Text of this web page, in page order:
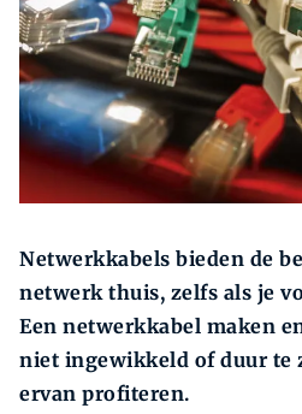
Zoeken
Netwerkkabels bieden de
netwerk thuis, zelfs als je
Een netwerkkabel maken
niet ingewikkeld of duur te
ervan profiteren.